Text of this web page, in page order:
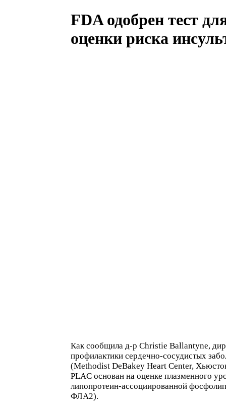
FDA одобрен тест
оценки риска
Как сообщила д-р Christie Ballantyne,
профилактики сердечно-сосудистых
(Methodist DeBakey Heart Center,
PLAC основан на оценке плазменного
липопротеин-ассоциированной
ФЛА2).